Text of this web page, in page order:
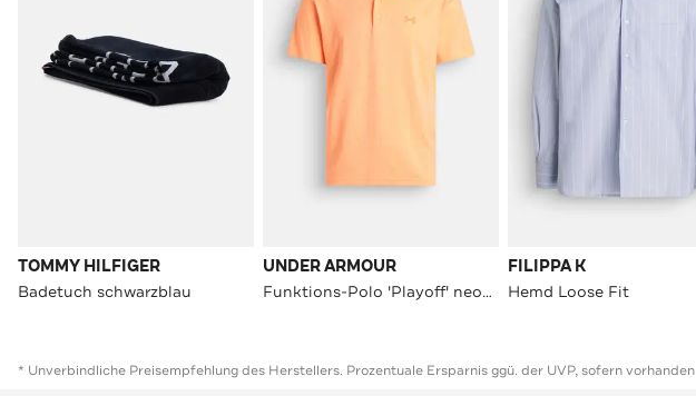
TOMMY HILFIGER
Badetuch schwarzblau
UNDER ARMOUR
Funktions-Polo 'Playoff' neonorange
FILIPPA K
Hemd Loose Fit
* Unverbindliche Preisempfehlung des Herstellers. Prozentuale Ersparnis ggü. der UVP, sofern vorhanden